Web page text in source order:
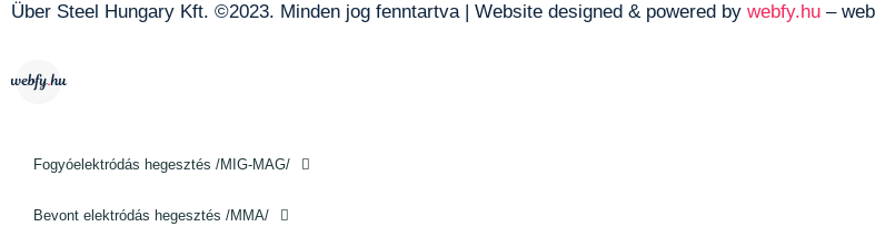
Über Steel Hungary Kft. ©2023. Minden jog fenntartva | Website designed & powered by webfy.hu –
Fogyóelektródás hegesztés /MIG-MAG/
Bevont elektródás hegesztés /MMA/